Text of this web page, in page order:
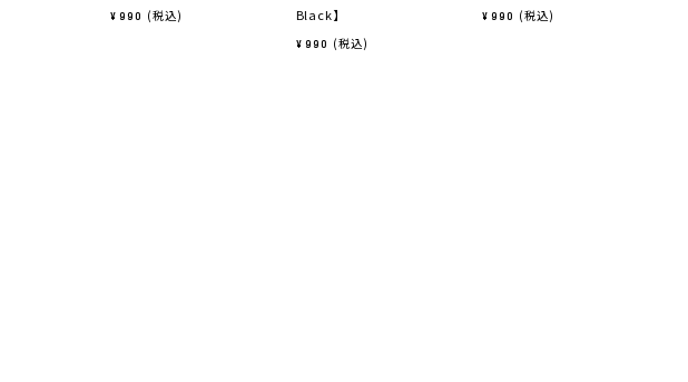
¥ 990 税込
Black】
¥ 990 税込
¥ 990 税込